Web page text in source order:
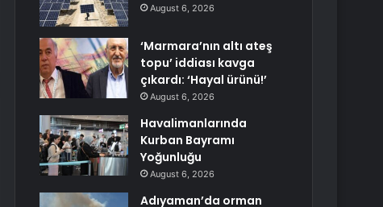
August 6, 2026
‘Marmara’nın altı ateş
topu’ iddiası kavga
çıkardı: ‘Hayal ürünü!’
August 6, 2026
Havalimanlarında
Kurban Bayramı
Yoğunluğu
August 6, 2026
Adıyaman’da orman